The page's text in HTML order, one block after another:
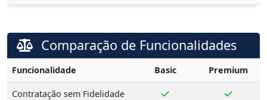
Comparação de Funcionalidades
Funcionalidade Basic Premium
Contratação sem Fidelidade